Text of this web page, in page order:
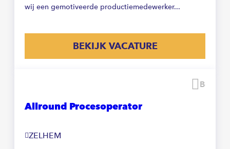
wij een gemotiveerde productiemedewerker...
BEKIJK VACATURE
Allround Procesoperator
ZELHEM